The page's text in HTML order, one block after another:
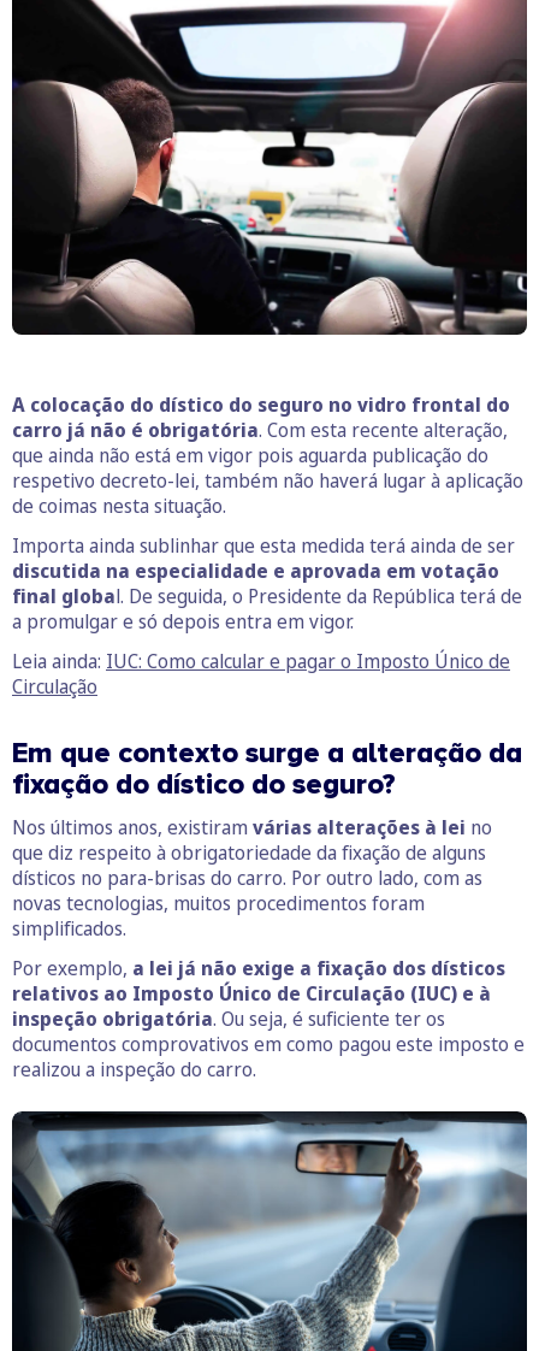
A colocação do dístico do seguro no vidro frontal do
carro já não é obrigatória. Com esta recente alteração,
que ainda não está em vigor pois aguarda publicação do
respetivo decreto-lei, também não haverá lugar à aplicação
de coimas nesta situação.
Importa ainda sublinhar que esta medida terá ainda de ser
discutida na especialidade e aprovada em votação
final global. De seguida, o Presidente da República terá de
a promulgar e só depois entra em vigor.
Leia ainda: IUC: Como calcular e pagar o Imposto Único de
Circulação
Em que contexto surge a alteração da
fixação do dístico do seguro?
Nos últimos anos, existiram várias alterações à lei no
que diz respeito à obrigatoriedade da fixação de alguns
dísticos no para-brisas do carro. Por outro lado, com as
novas tecnologias, muitos procedimentos foram
simplificados.
Por exemplo, a lei já não exige a fixação dos dísticos
relativos ao Imposto Único de Circulação (IUC) e à
inspeção obrigatória. Ou seja, é suficiente ter os
documentos comprovativos em como pagou este imposto e
realizou a inspeção do carro.